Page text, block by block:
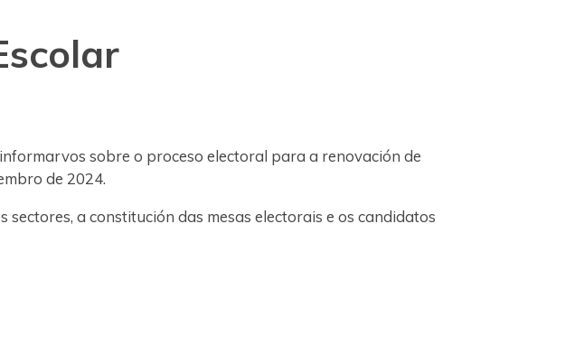
sobre o proceso electoral para a renovación de
de 2024.
a constitución das mesas electorais e os candidatos